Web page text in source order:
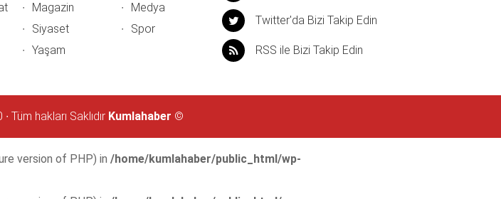
Magazin
Medya
Siyaset
Spor
Yaşam
Twitter'da Bizi Takip Edin
RSS ile Bizi Takip Edin
hakları Saklıdır Kumlahaber ©
version of PHP) in /home/kumlahaber/public_html/wp-